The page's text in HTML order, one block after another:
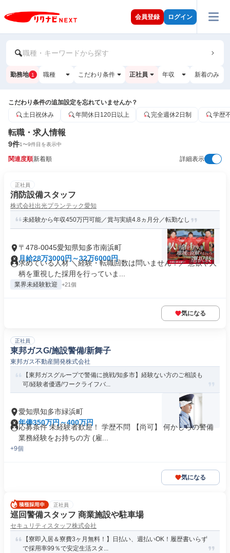
会員登録 ログイン
職種・キーワードから探す
勤務地 1 職種 こだわり条件 正社員 年収 新着のみ
こだわり条件の追加設定を忘れていませんか？
土日祝休み
年間休日120日以上 完全週休2日制 学歴
転職・求人情報
9件1〜9件目を表示中
関連度順新着順 詳細表示
正社員
消防設備スタッフ
株式会社出光プランテック愛知
未経験から年収450万円可能／賞与実績4.8ヵ月分／転勤なし
〒478-0045愛知県知多市南浜町
月給28万3000円～32万6000円
求めている人材 ＼経験・転職回数は問いません！／ 意欲や人
柄を重視した採用を行っていま...
業界未経験歓迎 +21個
気になる
正社員
東邦ガスG/施設警備/新舞子
東邦ガス不動産開発株式会社
【東邦ガスグループで警備に挑戦/知多市】経験ない方のご相談も
可/経験者優遇/ワークライフバ...
愛知県知多市緑浜町
年俸350万円～400万円
応募条件 未経験者歓迎！ 学歴不問 【尚可】 何かしらの警備
業務経験をお持ちの方 (雇...
+9個
気になる
正社員
巡回警備スタッフ 商業施設や駐車場
セキュリティスタッフ株式会社
【寮即入居＆寮費3ヶ月無料！】日払い、週払いOK！履歴書いらず
で採用率99％で安定生活スタ...